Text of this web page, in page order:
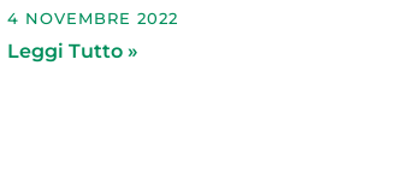
4 NOVEMBRE 2022
Leggi Tutto »